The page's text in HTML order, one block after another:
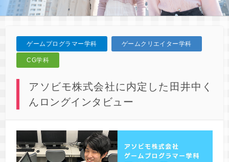
ゲームプログラマー学科 ゲームクリエイター学科
CG学科
アソビモ株式会社に内定した田井中く
んロングインタビュー